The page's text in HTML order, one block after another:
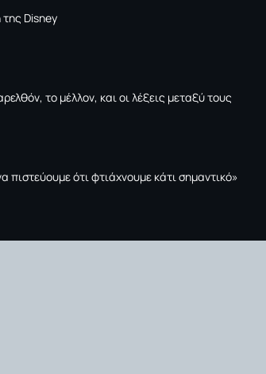
Disney
το μέλλον, και οι λέξεις μεταξύ τους
ότι φτιάχνουμε κάτι σημαντικό»